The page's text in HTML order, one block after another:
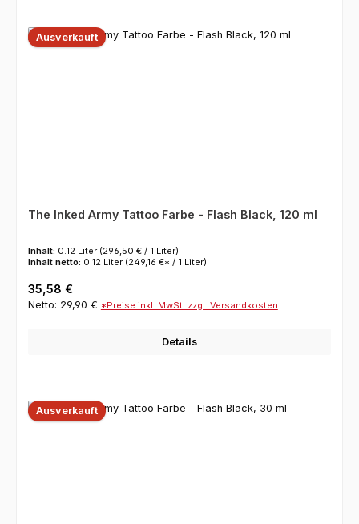
Ausverkauft
The Inked Army Tattoo Farbe - Flash Black, 120 ml
Inhalt: 0.12 Liter (296,50 € / 1 Liter)
Inhalt netto: 0.12 Liter (249,16 €* / 1 Liter)
Regulärer Preis:
35,58 €
Netto: 29,90 € *Preise inkl. MwSt. zzgl. Versandkosten
Details
Ausverkauft